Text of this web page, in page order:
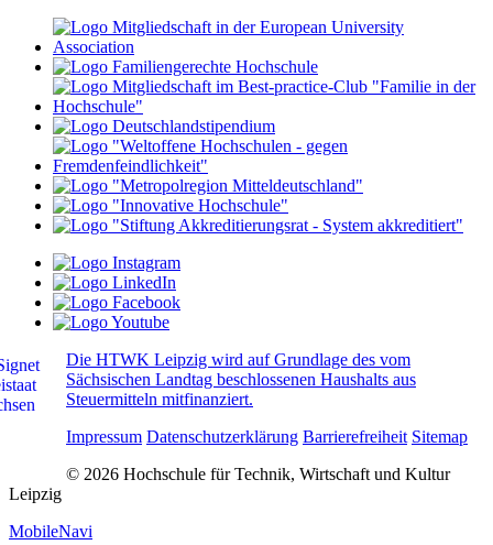
Die HTWK Leipzig wird auf Grundlage des vom
Sächsischen Landtag beschlossenen Haushalts aus
Steuermitteln mitfinanziert.
Impressum Datenschutzerklärung Barrierefreiheit Sitemap
© 2026 Hochschule für Technik, Wirtschaft und Kultur
Leipzig
MobileNavi